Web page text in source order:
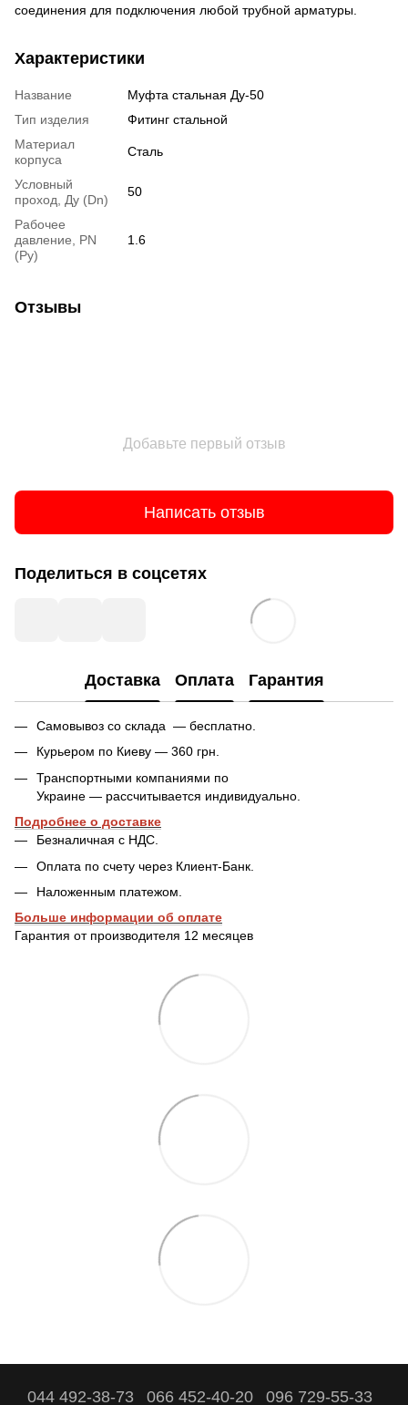
соединения для подключения любой трубной арматуры.
Характеристики
Название
Муфта стальная Ду-50
Тип изделия
Фитинг стальной
Материал
корпуса
Сталь
Условный
проход, Ду (Dn)
50
Рабочее
давление, PN
(Ру)
1.6
Отзывы
Добавьте первый отзыв
Написать отзыв
Поделиться в соцсетях
Доставка Оплата Гарантия
Самовывоз со склада — бесплатно.
Курьером по Киеву — 360 грн.
Транспортными компаниями по
Украине — рассчитывается индивидуально.
Подробнее о доставке
Безналичная с НДС.
Оплата по счету через Клиент-Банк.
Наложенным платежом.
Больше информации об оплате
Гарантия от производителя 12 месяцев
044 492-38-73 066 452-40-20 096 729-55-33